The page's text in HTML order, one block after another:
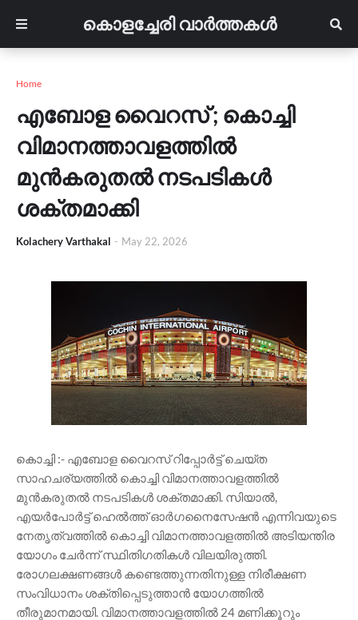
കൊളച്ചേരി വാർത്തകൾ
Home
എബോള വൈറസ് ; കൊച്ചി
വിമാനത്താവളത്തിൽ
മുൻകരുതൽ നടപടികൾ
ശക്തമാക്കി
Kolachery Varthakal - May 22, 2026
കൊച്ചി :- എബോള വൈറസ് റിപ്പോർട്ട് ചെയ്‌ത
സാഹചര്യത്തിൽ കൊച്ചി വിമാനത്താവളത്തിൽ
മുൻകരുതൽ നടപടികൾ ശക്തമാക്കി. സിയാൽ,
എയർപോർട്ട് ഹെൽത്ത് ഓർഗനൈസേഷൻ എന്നിവയുടെ
നേതൃത്വത്തിൽ കൊച്ചി വിമാനത്താവളത്തിൽ അടിയന്തിര
യോഗം ചേർന്ന് സ്ഥിതിഗതികൾ വിലയിരുത്തി.
രോഗലക്ഷണങ്ങൾ കണ്ടെത്തുന്നതിനുള്ള നിരീക്ഷണ
സംവിധാനം ശക്തിപ്പെടുത്താൻ യോഗത്തിൽ
തീരുമാനമായി. വിമാനത്താവളത്തിൽ 24 മണിക്കൂറും